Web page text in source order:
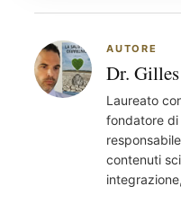
AUTORE
Dr.
Laureato
fondatore
contenuti